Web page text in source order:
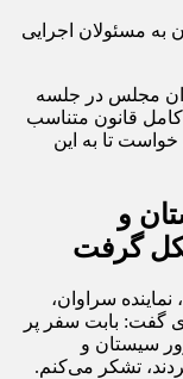
به مسئولان اجرایی
مجلس در جلسه
کامل قانون متناسب
تا به این
و
گرفت
سراوان،
گفت: بابت سفر پر
سیستان و
تشکر می‌کنم.